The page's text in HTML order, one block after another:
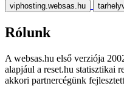
viphosting.websas.hu
Rólunk
A websas.hu első verziója
alapjául a reset.hu statisztikai
akkori partnercégünk